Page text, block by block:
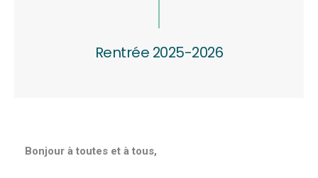
Rentrée 2025-2026
Bonjour à toutes et à tous,